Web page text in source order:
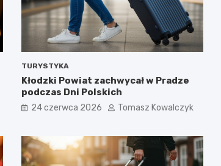
TURYSTYKA
Kłodzki Powiat zachwycał w Pradze
podczas Dni Polskich
24 czerwca 2026 Tomasz Kowalczyk